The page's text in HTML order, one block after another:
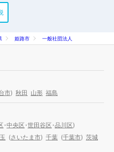
姫路市 一般社団法人
市) 秋田 山形 福島
・中央区・世田谷区・品川区)
(さいたま市) 千葉 (千葉市) 茨城